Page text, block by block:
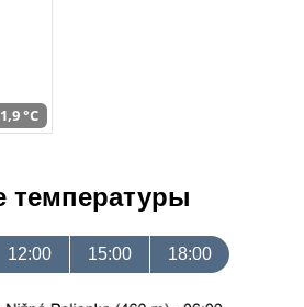
°C
температуры
12:00 15:00 18:00